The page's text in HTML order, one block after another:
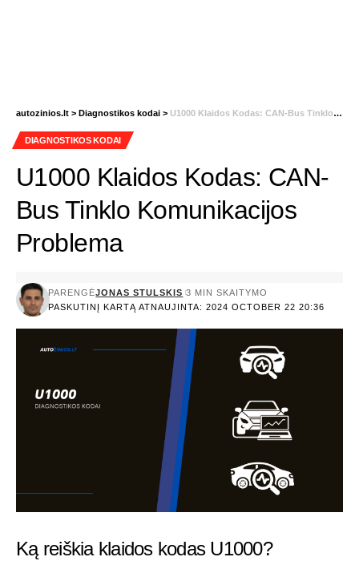
autozinios.lt > Diagnostikos kodai > U1000 Klaidos Kodas: CAN-Bus Tinklo Komunikacijos Problema
DIAGNOSTIKOS KODAI
U1000 Klaidos Kodas: CAN-
Bus Tinklo Komunikacijos
Problema
PASKUTINĮ KARTĄ ATNAUJINTA: 2024 OCTOBER 22 20:36
PARENGĖJONAS STULSKIS 3 MIN SKAITYMO
Ką reiškia klaidos kodas U1000?